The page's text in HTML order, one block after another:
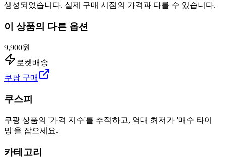
생성되었습니다. 실제 구매 시점의 가격과 다를 수 있습니다.
이 상품의 다른 옵션
9,900원
로켓배송
쿠팡 구매
쿠스피
쿠팡 상품의 '가격 지수'를 추적하고, 역대 최저가 '매수 타이
밍'을 잡으세요.
카테고리